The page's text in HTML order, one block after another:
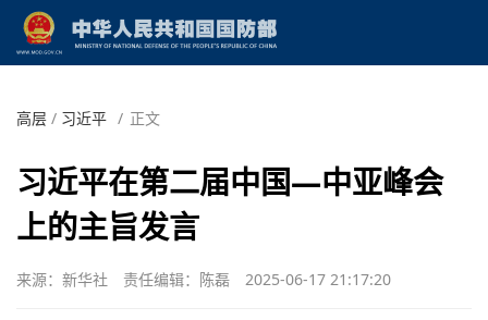
高层 / 习近平 / 正文
习近平在第二届中国—中亚峰会
上的主旨发言
来源：新华社 责任编辑：陈磊 2025-06-17 21:17:20